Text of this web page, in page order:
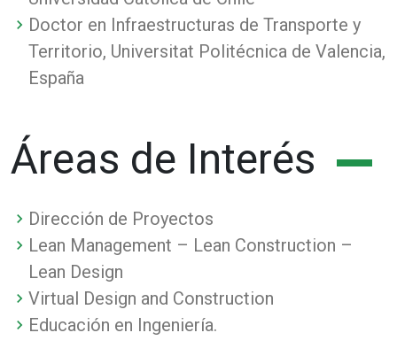
Doctor en Infraestructuras de Transporte y
Territorio, Universitat Politécnica de Valencia,
España
Áreas de Interés
Dirección de Proyectos
Lean Management – Lean Construction –
Lean Design
Virtual Design and Construction
Educación en Ingeniería.